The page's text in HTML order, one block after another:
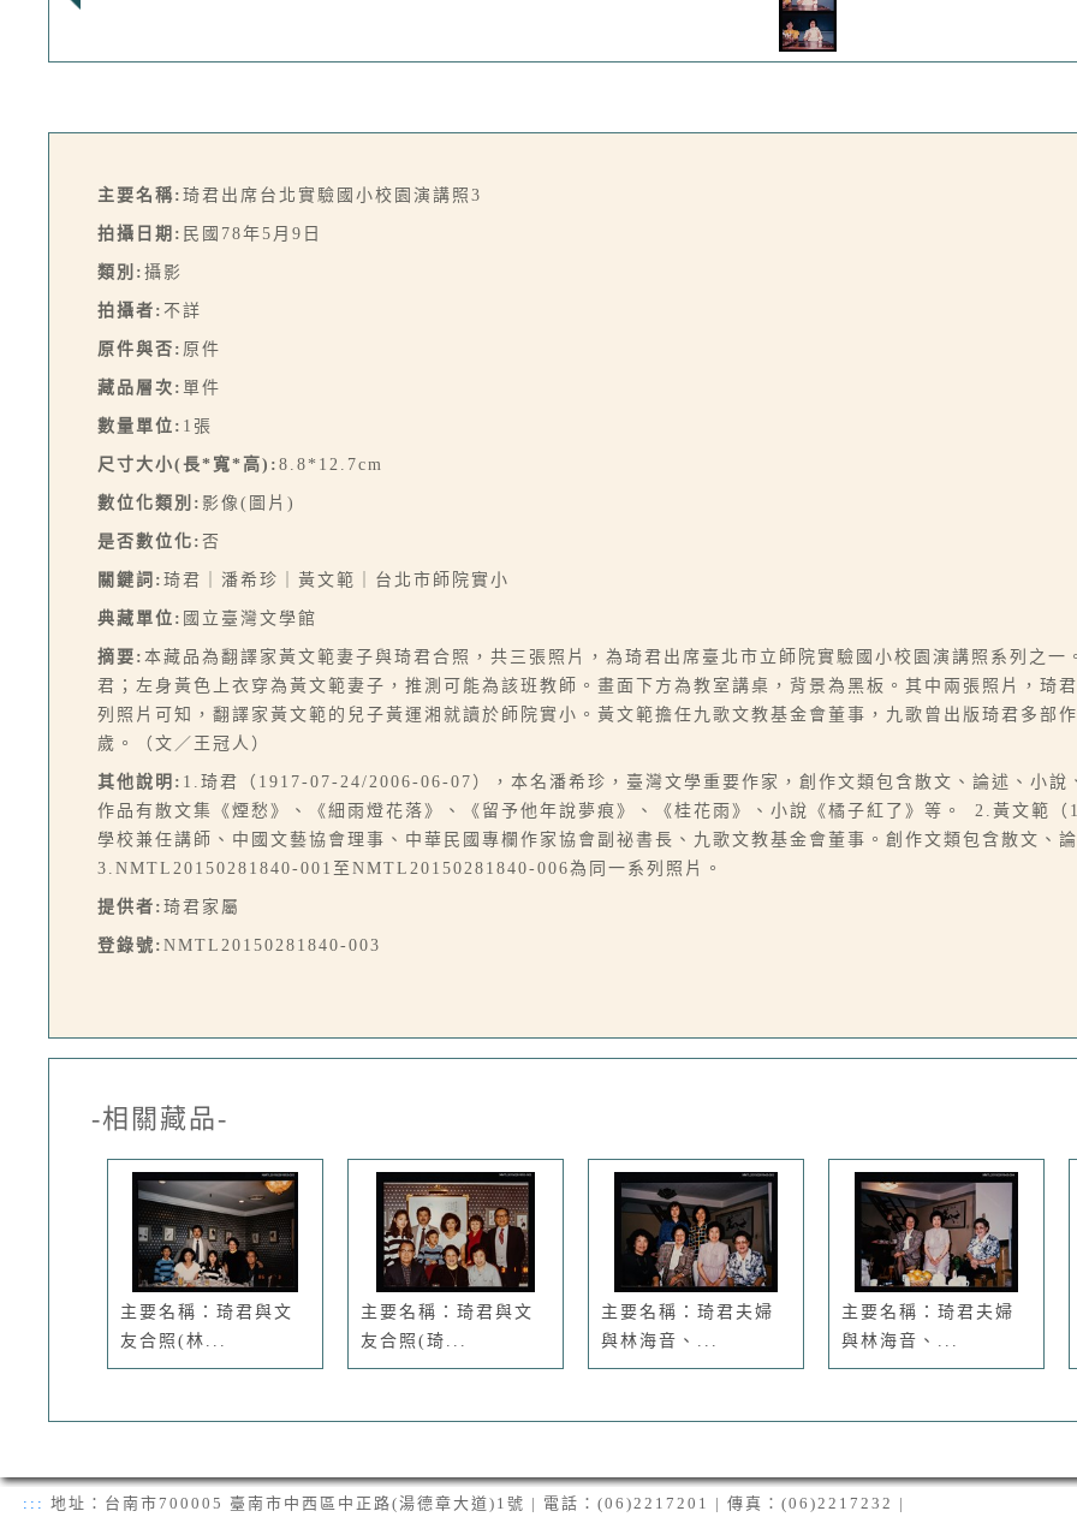
主要名稱: 琦君出席台北實驗國小校園演講照3
拍攝日期: 民國78年5月9日
類別: 攝影
拍攝者: 不詳
原件與否: 原件
藏品層次: 單件
數量單位: 1張
尺寸大小(長*寬*高): 8.8*12.7cm
數位化類別: 影像(圖片)
是否數位化: 否
關鍵詞: 琦君｜潘希珍｜黃文範｜台北市師院實小
典藏單位: 國立臺灣文學館
摘要: 本藏品為翻譯家黃文範妻子與琦君合照，共三張照片，為琦君出席臺北市立師院實驗國小校園演講照系列之一
君；左身黃色上衣穿為黃文範妻子，推測可能為該班教師。畫面下方為教室講桌，背景為黑板。其中兩張照片，琦
列照片可知，翻譯家黃文範的兒子黃運湘就讀於師院實小。黃文範擔任九歌文教基金會董事，九歌曾出版琦君多部
歲。（文／王冠人）
其他說明: 1.琦君（1917-07-24/2006-06-07），本名潘希珍，臺灣文學重要作家，創作文類包含散文、論述、小說
作品有散文集《煙愁》、《細雨燈花落》、《留予他年說夢痕》、《桂花雨》、小說《橘子紅了》等。 2.黃文範
學校兼任講師、中國文藝協會理事、中華民國專欄作家協會副祕書長、九歌文教基金會董事。創作文類包含散文、
3.NMTL20150281840-001至NMTL20150281840-006為同一系列照片。
提供者: 琦君家屬
登錄號: NMTL20150281840-003
-相關藏品-
主要名稱：琦君與文
友合照(林...
主要名稱：琦君與文
友合照(琦...
主要名稱：琦君夫婦
與林海音、...
主要名稱：琦君夫婦
與林海音、...
::: 地址：台南市700005 臺南市中西區中正路(湯德章大道)1號 | 電話：(06)2217201 | 傳真：(06)2217232 |